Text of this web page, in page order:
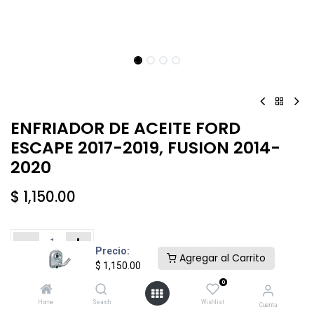
Precio:
$ 1,150.00
Agregar al Carrito
Home Search
0
Wishlist Cuenta
ENFRIADOR DE ACEITE FORD
ESCAPE 2017-2019, FUSION 2014-
2020
$ 1,150.00
Comprar ahora
Agregar a la lista de deseos